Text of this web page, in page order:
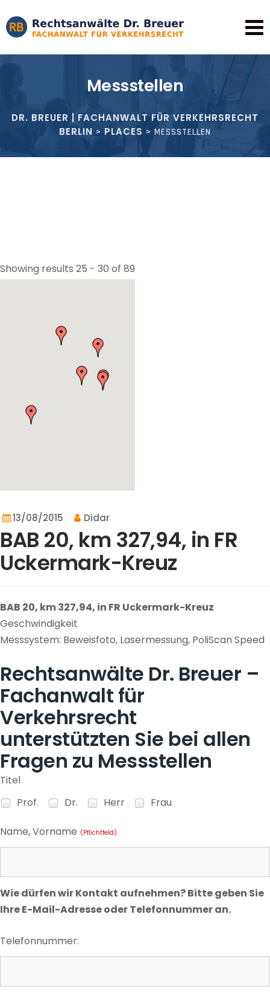
to
content
Messstellen
DR. BREUER | FACHANWALT FÜR VERKEHRSRECHT
BERLIN > PLACES > MESSSTELLEN
Showing results 25 - 30 of 89
13/08/2015 Didar
BAB 20, km 327,94, in FR
Uckermark-Kreuz
BAB 20, km 327,94, in FR Uckermark-Kreuz
Geschwindigkeit
Messsystem: Beweisfoto, Lasermessung, PoliScan Speed
Rechtsanwälte Dr. Breuer –
Fachanwalt für
Verkehrsrecht
unterstützten Sie bei allen
Fragen zu Messstellen
Titel
Prof.
Dr. Herr Frau
Name, Vorname (Pflichtfeld)
Wie dürfen wir Kontakt aufnehmen? Bitte geben Sie
Ihre E-Mail-Adresse oder Telefonnummer an.
Telefonnummer: